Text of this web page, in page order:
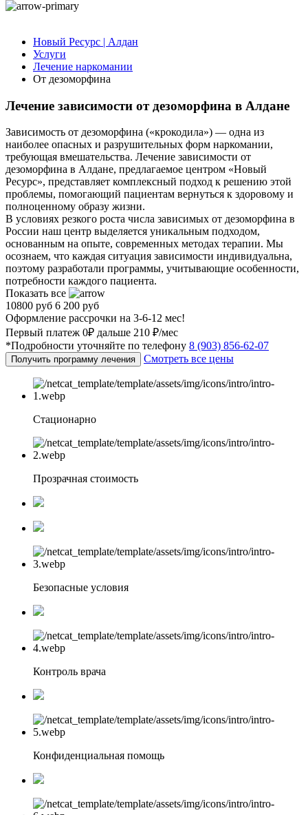
Новый Ресурс | Алдан
Услуги
Лечение наркомании
От дезоморфина
Лечение зависимости от дезоморфина в Алдане
Зависимость от дезоморфина («крокодила») — одна из
наиболее опасных и разрушительных форм наркомании,
требующая вмешательства. Лечение зависимости от
дезоморфина в Алдане, предлагаемое центром «Новый
Ресурс», представляет комплексный подход к решению этой
проблемы, помогающий пациентам вернуться к здоровому и
полноценному образу жизни.
В условиях резкого роста числа зависимых от дезоморфина в
России наш центр выделяется уникальным подходом,
основанным на опыте, современных методах терапии. Мы
осознаем, что каждая ситуация зависимости индивидуальна,
поэтому разработали программы, учитывающие особенности,
потребности каждого пациента.
Показать все
10800 руб 6 200 руб
Оформление рассрочки на 3-6-12 мес!
Первый платеж 0₽ дальше 210 ₽/мес
*Подробности уточняйте по телефону 8 (903) 856-62-07
Получить программу лечения Смотреть все цены
Стационарно
Прозрачная стоимость
Безопасные условия
Контроль врача
Конфиденциальная помощь